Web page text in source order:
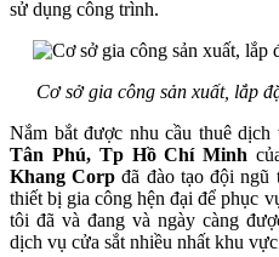
sử dụng công trình.
Cơ sở gia công sản xuất, lắp
Nắm bắt được nhu cầu thuê dịch
Tân Phú, Tp Hồ Chí Minh
Khang Corpđã đào tạo đội ngũ
thiết bị gia công hện đại để phục
tôi đã và đang và ngày càng
dịch vụ cửa sắt nhiều nhất khu